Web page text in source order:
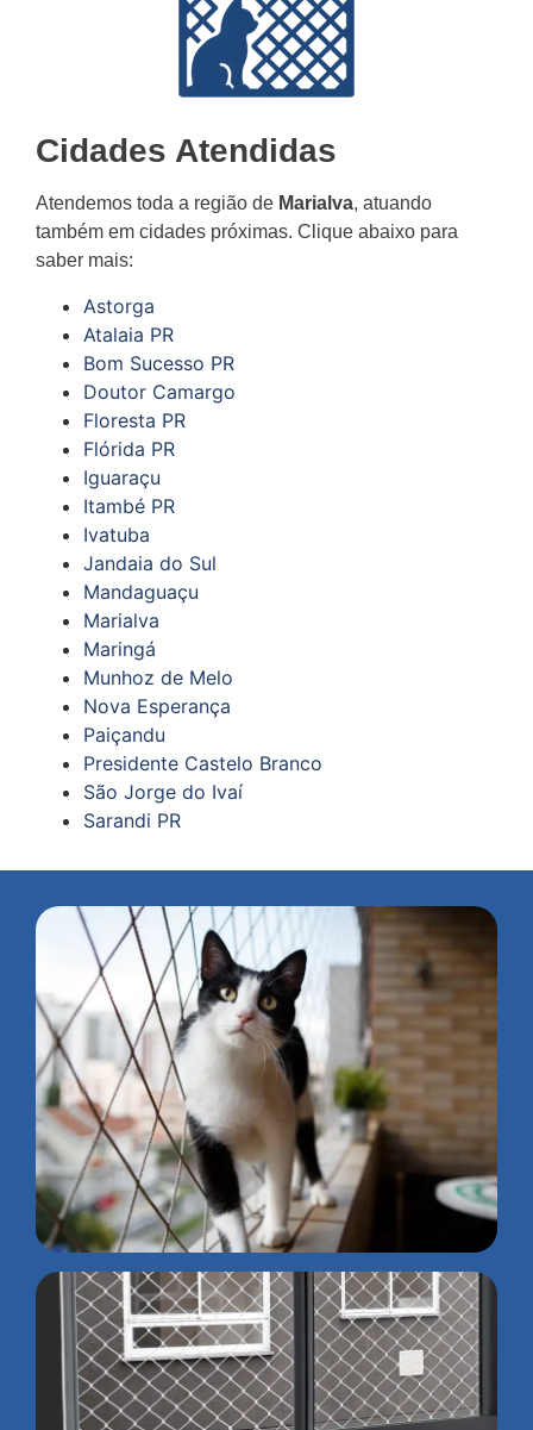
Cidades Atendidas
Atendemos toda a região de Marialva, atuando
também em cidades próximas. Clique abaixo para
saber mais:
Astorga
Atalaia PR
Bom Sucesso PR
Doutor Camargo
Floresta PR
Flórida PR
Iguaraçu
Itambé PR
Ivatuba
Jandaia do Sul
Mandaguaçu
Marialva
Maringá
Munhoz de Melo
Nova Esperança
Paiçandu
Presidente Castelo Branco
São Jorge do Ivaí
Sarandi PR